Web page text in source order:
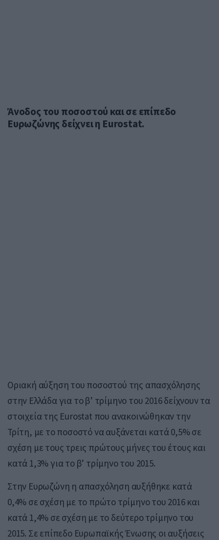
Άνοδος του ποσοστού και σε επίπεδο
Ευρωζώνης δείχνει η Eurostat.
Οριακή αύξηση του ποσοστού της απασχόλησης
στην Ελλάδα για το β’ τρίμηνο του 2016 δείχνουν τα
στοιχεία της Eurostat που ανακοινώθηκαν την
Τρίτη, με το ποσοστό να αυξάνεται κατά 0,5% σε
σχέση με τους τρεις πρώτους μήνες του έτους και
κατά 1,3% για το β’ τρίμηνο του 2015.
Στην Ευρωζώνη η απασχόληση αυξήθηκε κατά
0,4% σε σχέση με το πρώτο τρίμηνο του 2016 και
κατά 1,4% σε σχέση με το δεύτερο τρίμηνο του
2015. Σε επίπεδο Ευρωπαϊκής Ένωσης οι αυξήσεις